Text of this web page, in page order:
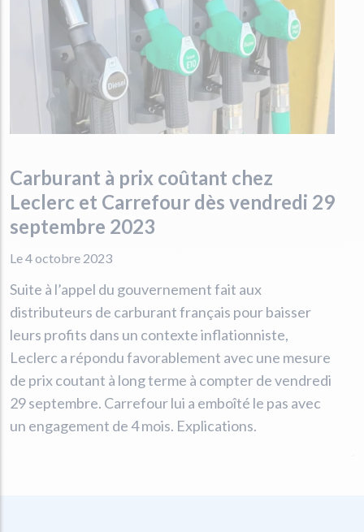
Carburant à prix coûtant chez
Leclerc et Carrefour dès vendredi 29
septembre 2023
Le 4 octobre 2023
Suite à l’appel du gouvernement fait aux
distributeurs de carburant français pour baisser
leurs profits dans un contexte inflationniste,
Leclerc a répondu favorablement avec une mesure
de prix coutant à long terme à compter de vendredi
29 septembre. Carrefour lui a emboîté le pas avec
un engagement de 4 mois. Explications.